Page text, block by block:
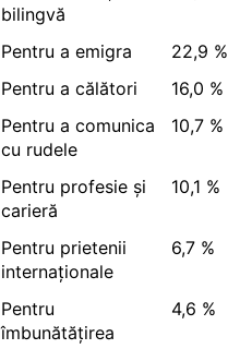
bilingvă
Pentru a emigra
22,9 %
Pentru a călători
16,0 %
Pentru a comunica
cu rudele
10,7 %
Pentru profesie și
carieră
10,1 %
Pentru prietenii
internaționale
6,7 %
Pentru
îmbunătățirea
4,6 %